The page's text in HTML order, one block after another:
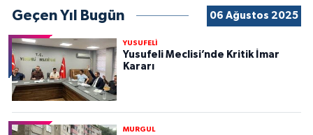
Geçen Yıl Bugün 06 Ağustos 2025
YUSUFELİ
Yusufeli Meclisi’nde Kritik İmar
Kararı
MURGUL